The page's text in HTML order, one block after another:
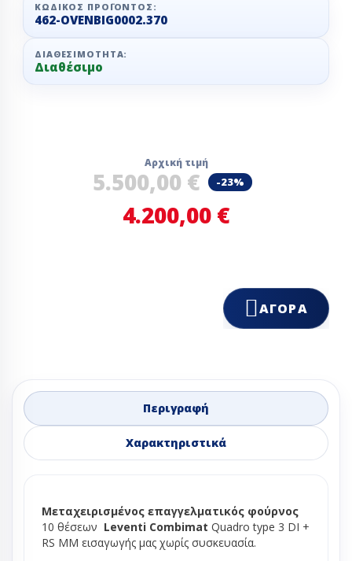
ΚΩΔΙΚΌΣ ΠΡΟΪΌΝΤΟΣ:
462-OVENBIG0002.370
ΔΙΑΘΕΣΙΜΌΤΗΤΑ:
Διαθέσιμο
Αρχική τιμή
5.500,00 € -23%
4.200,00 €
ΑΓΟΡΆ
Περιγραφή
Χαρακτηριστικά
Μεταχειρισμένος επαγγελματικός φούρνος
10 θέσεων Leventi Combimat Quadro type 3 DI +
RS MM εισαγωγής μας χωρίς συσκευασία.